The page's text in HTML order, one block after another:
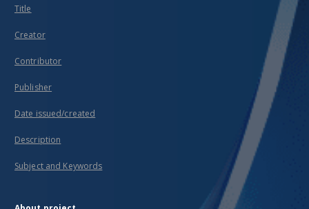
Title
Creator
Contributor
Publisher
Date issued/created
Description
Subject and Keywords